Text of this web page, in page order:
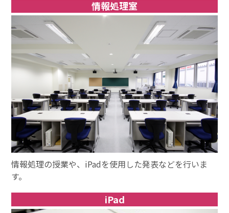
情報処理室
情報処理の授業や、iPadを使用した発表などを行いま
す。
iPad